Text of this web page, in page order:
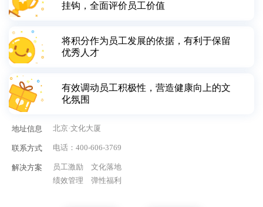
挂钩，全面评价员工价值
将积分作为员工发展的依据，有利于保留
优秀人才
有效调动员工积极性，营造健康向上的文
化氛围
地址信息 北京·文化大厦
联系方式 电话： 400-606-3769
解决方案 员工激励
文化落地
绩效管理
弹性福利